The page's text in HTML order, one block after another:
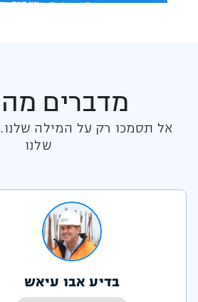
מדברים
אל תסמכו רק על המילה
שלנו
בדיע אבו עיאש